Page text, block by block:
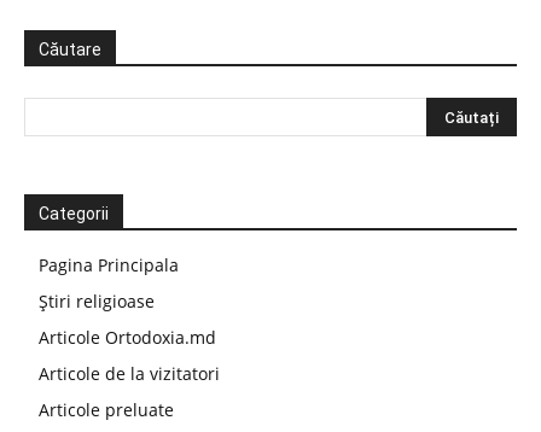
Căutare
Categorii
Pagina Principala
Știri religioase
Articole Ortodoxia.md
Articole de la vizitatori
Articole preluate